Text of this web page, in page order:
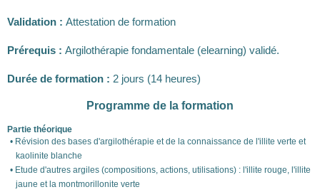
Validation : Attestation de formation
Prérequis : Argilothérapie fondamentale (elearning) validé.
Durée de formation : 2 jours (14 heures)
Programme de la formation
Partie théorique
Révision des bases d'argilothérapie et de la connaissance de l'illite verte et
kaolinite blanche
Etude d'autres argiles (compositions, actions, utilisations) : l'illite rouge, l'illite
jaune et la montmorillonite verte